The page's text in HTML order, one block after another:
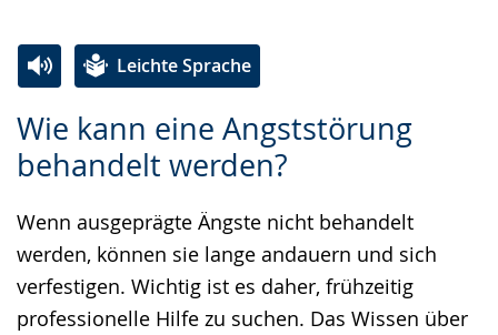
Wie kann eine Angststörung
behandelt werden?
Wenn ausgeprägte Ängste nicht behandelt
werden, können sie lange andauern und sich
verfestigen. Wichtig ist es daher, frühzeitig
professionelle Hilfe zu suchen. Das Wissen über
Leichte Sprache
Leichten
Sprache
Audio-
Unterstützung.
Video
in
Gebärdensprache
wird
angezeigt.